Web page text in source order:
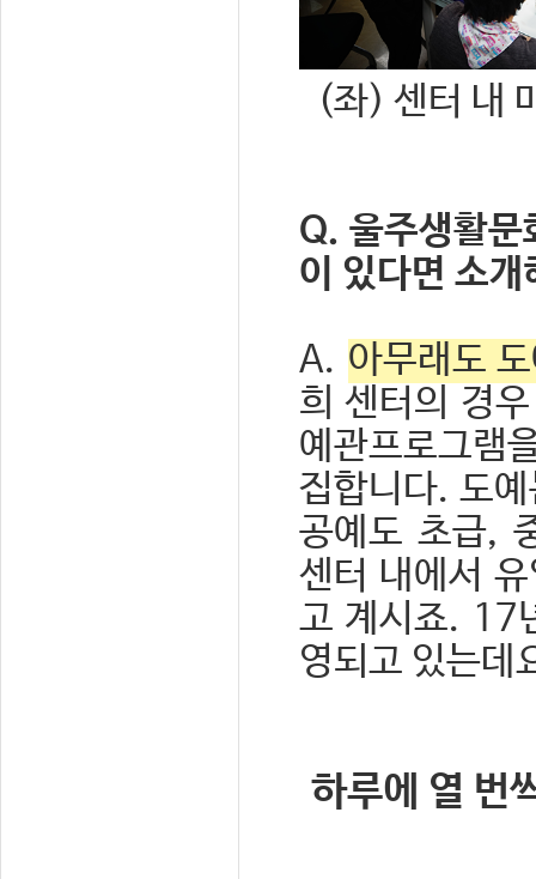
(좌) 센터 내
Q. 울주생활문
이 있다면 소
A. 아무래도
희 센터의 경
예관프로그램
집합니다. 도
공예도 초급,
센터 내에서
고 계시죠. 17
영되고 있는데
하루에 열 번